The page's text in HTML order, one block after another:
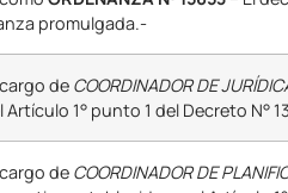
promulgada.-
de COORDINADOR DE
1° punto 1 del Decreto N°
de COORDINADOR DE